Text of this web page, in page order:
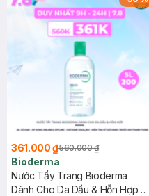
361.000 ₫560.000 ₫
Bioderma
Nước Tẩy Trang Bioderma
Dành Cho Da Dầu & Hỗn Hợp